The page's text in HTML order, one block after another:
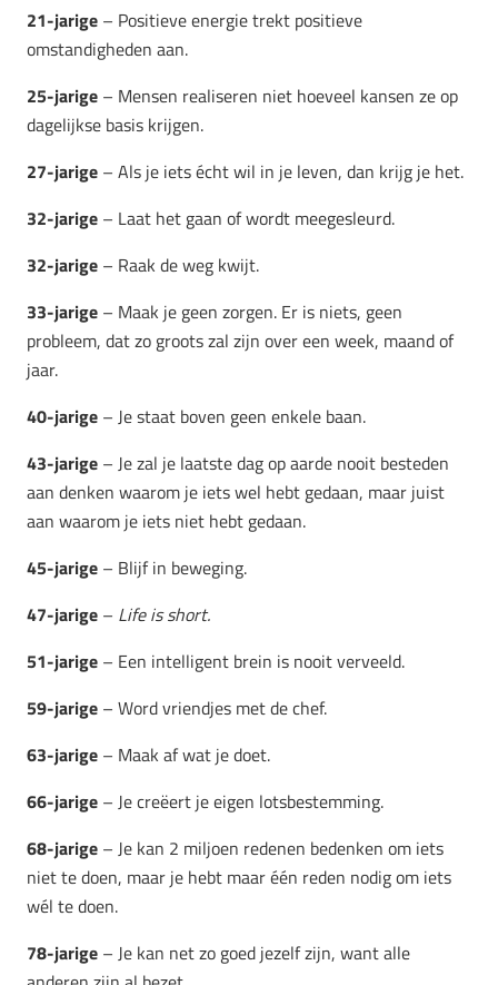
21-jarige – Positieve energie trekt positieve
omstandigheden aan.
25-jarige – Mensen realiseren niet hoeveel kansen ze op
dagelijkse basis krijgen.
27-jarige – Als je iets écht wil in je leven, dan krijg je het.
32-jarige – Laat het gaan of wordt meegesleurd.
32-jarige – Raak de weg kwijt.
33-jarige – Maak je geen zorgen. Er is niets, geen
probleem, dat zo groots zal zijn over een week, maand of
jaar.
40-jarige – Je staat boven geen enkele baan.
43-jarige – Je zal je laatste dag op aarde nooit besteden
aan denken waarom je iets wel hebt gedaan, maar juist
aan waarom je iets niet hebt gedaan.
45-jarige – Blijf in beweging.
47-jarige – Life is short.
51-jarige – Een intelligent brein is nooit verveeld.
59-jarige – Word vriendjes met de chef.
63-jarige – Maak af wat je doet.
66-jarige – Je creëert je eigen lotsbestemming.
68-jarige – Je kan 2 miljoen redenen bedenken om iets
niet te doen, maar je hebt maar één reden nodig om iets
wél te doen.
78-jarige – Je kan net zo goed jezelf zijn, want alle